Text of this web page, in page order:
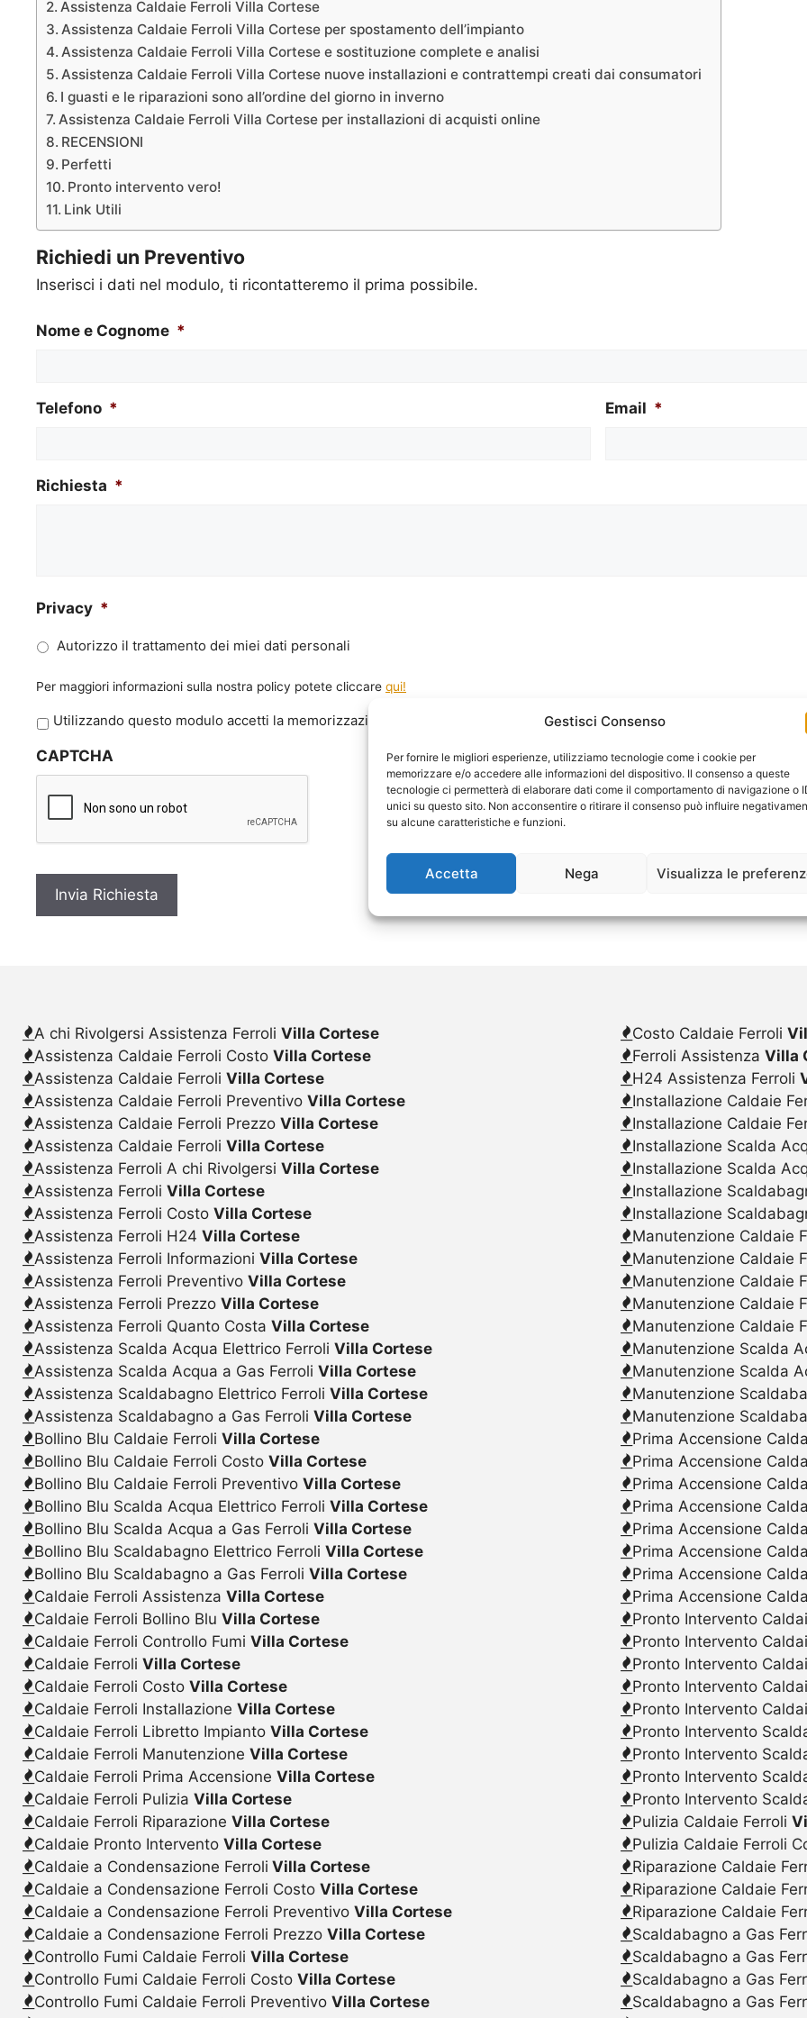
Gestisci Consenso
Per fornire le migliori esperienze, utilizziamo tecnologie come i cookie per
memorizzare e/o accedere alle informazioni del dispositivo. Il consenso a queste
tecnologie ci permetterà di elaborare dati come il comportamento di navigazione o
unici su questo sito. Non acconsentire o ritirare il consenso può influire
su alcune caratteristiche e funzioni.
Accetta Nega Visualizza le
Assistenza Caldaie Ferroli Villa Cortese
Assistenza Caldaie Ferroli Villa Cortese per spostamento dell’impianto
Assistenza Caldaie Ferroli Villa Cortese e sostituzione complete e analisi
Assistenza Caldaie Ferroli Villa Cortese nuove installazioni e contrattempi creati dai consumatori
I guasti e le riparazioni sono all’ordine del giorno in inverno
Assistenza Caldaie Ferroli Villa Cortese per installazioni di acquisti online
RECENSIONI
Perfetti
Pronto intervento vero!
Link Utili
Richiedi un Preventivo
Inserisci i dati nel modulo, ti ricontatteremo il prima possibile.
Nome e Cognome *
Telefono * Email *
Richiesta *
Privacy *
Autorizzo il trattamento dei miei dati personali
Per maggiori informazioni sulla nostra policy potete cliccare qui!
P
i
v
y
Utilizzando questo modulo accetti la memorizzazione e la gestione dei tuoi dati da questo sito web.
CAPTCHA
A chi Rivolgersi Assistenza FerroliVilla Cortese
Assistenza Caldaie Ferroli CostoVilla Cortese
Assistenza Caldaie FerroliVilla Cortese
Assistenza Caldaie Ferroli PreventivoVilla Cortese
Assistenza Caldaie Ferroli PrezzoVilla Cortese
Assistenza Caldaie FerroliVilla Cortese
Assistenza Ferroli A chi RivolgersiVilla Cortese
Assistenza FerroliVilla Cortese
Assistenza Ferroli CostoVilla Cortese
Assistenza Ferroli H24Villa Cortese
Assistenza Ferroli InformazioniVilla Cortese
Assistenza Ferroli PreventivoVilla Cortese
Assistenza Ferroli PrezzoVilla Cortese
Assistenza Ferroli Quanto CostaVilla Cortese
Assistenza Scalda Acqua Elettrico FerroliVilla Cortese
Assistenza Scalda Acqua a Gas FerroliVilla Cortese
Assistenza Scaldabagno Elettrico FerroliVilla Cortese
Assistenza Scaldabagno a Gas FerroliVilla Cortese
Bollino Blu Caldaie FerroliVilla Cortese
Bollino Blu Caldaie Ferroli CostoVilla Cortese
Bollino Blu Caldaie Ferroli PreventivoVilla Cortese
Bollino Blu Scalda Acqua Elettrico FerroliVilla Cortese
Bollino Blu Scalda Acqua a Gas FerroliVilla Cortese
Bollino Blu Scaldabagno Elettrico FerroliVilla Cortese
Bollino Blu Scaldabagno a Gas FerroliVilla Cortese
Caldaie Ferroli AssistenzaVilla Cortese
Caldaie Ferroli Bollino BluVilla Cortese
Caldaie Ferroli Controllo FumiVilla Cortese
Caldaie FerroliVilla Cortese
Caldaie Ferroli CostoVilla Cortese
Caldaie Ferroli InstallazioneVilla Cortese
Caldaie Ferroli Libretto ImpiantoVilla Cortese
Caldaie Ferroli ManutenzioneVilla Cortese
Caldaie Ferroli Prima AccensioneVilla Cortese
Caldaie Ferroli PuliziaVilla Cortese
Caldaie Ferroli RiparazioneVilla Cortese
Caldaie Pronto InterventoVilla Cortese
Caldaie a Condensazione Ferroli Villa Cortese
Caldaie a Condensazione Ferroli CostoVilla Cortese
Caldaie a Condensazione Ferroli PreventivoVilla Cortese
Caldaie a Condensazione Ferroli PrezzoVilla Cortese
Controllo Fumi Caldaie FerroliVilla Cortese
Controllo Fumi Caldaie Ferroli CostoVilla Cortese
Controllo Fumi Caldaie Ferroli PreventivoVilla Cortese
Costo Caldaie Ferroli
Ferroli Assistenza Villa
H24 Assistenza Ferroli
Installazione Caldaie
Installazione Caldaie
Installazione Scalda
Installazione Scalda
Installazione
Installazione
Manutenzione Caldaie
Manutenzione Caldaie
Manutenzione Caldaie
Manutenzione Caldaie
Manutenzione Caldaie
Manutenzione Scalda
Manutenzione Scalda
Manutenzione
Manutenzione
Prima Accensione
Prima Accensione
Prima Accensione
Prima Accensione
Prima Accensione
Prima Accensione
Prima Accensione
Prima Accensione
Pronto Intervento
Pronto Intervento
Pronto Intervento
Pronto Intervento
Pronto Intervento
Pronto Intervento
Pronto Intervento
Pronto Intervento
Pronto Intervento
Pulizia Caldaie Ferroli
Pulizia Caldaie Ferroli
Riparazione Caldaie
Riparazione Caldaie
Riparazione Caldaie
Scaldabagno a Gas
Scaldabagno a Gas
Scaldabagno a Gas
Scaldabagno a Gas